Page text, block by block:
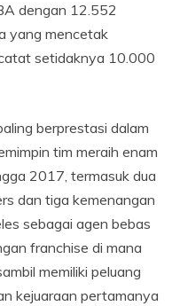
dengan 12.552
yang mencetak
setidaknya 10.000
berprestasi dalam
tim meraih enam
2017, termasuk dua
dan tiga kemenangan
sebagai agen bebas
franchise di mana
memiliki peluang
kejuaraan pertamanya